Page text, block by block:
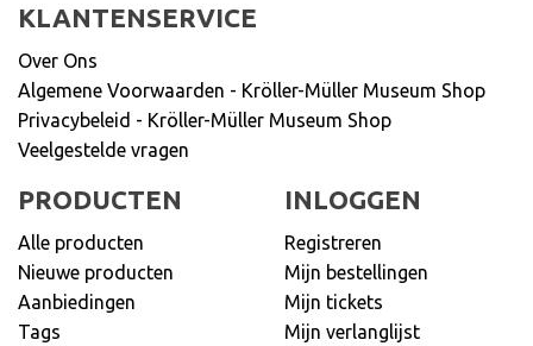
KLANTENSERVICE
Over Ons
Algemene Voorwaarden - Kröller-Müller Museum Shop
Privacybeleid - Kröller-Müller Museum Shop
Veelgestelde vragen
PRODUCTEN
Alle producten
Nieuwe producten
Aanbiedingen
Tags
INLOGGEN
Registreren
Mijn bestellingen
Mijn tickets
Mijn verlanglijst